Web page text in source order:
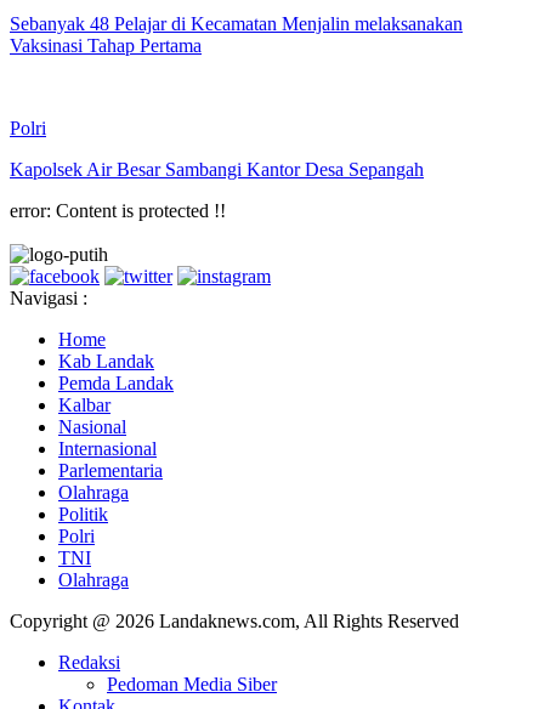
Sebanyak 48 Pelajar di Kecamatan Menjalin melaksanakan
Vaksinasi Tahap Pertama
Polri
Kapolsek Air Besar Sambangi Kantor Desa Sepangah
error: Content is protected !!
Navigasi :
Home
Kab Landak
Pemda Landak
Kalbar
Nasional
Internasional
Parlementaria
Olahraga
Politik
Polri
TNI
Olahraga
Copyright @ 2026 Landaknews.com, All Rights Reserved
Redaksi
Pedoman Media Siber